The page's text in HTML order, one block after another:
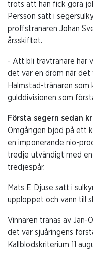
trots att han fick göra
Persson satt i
proffstränaren Johan
årsskiftet.
- Att bli travtränare har
det var en dröm när det
Halmstad-tränaren som
gulddivisionen som
Första segern sedan
Omgången bjöd på ett
en imponerande nio-
tredje utvändigt med
tredjespår.
Mats E Djuse satt i
upploppet och vann till
Vinnaren tränas av Jan-
det var sjuåringens
Kallblodskriterium 11